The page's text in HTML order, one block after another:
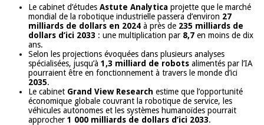
Le cabinet d’études Astute Analytica projette que le marché
mondial de la robotique industrielle passera d’environ 27
milliards de dollars en 2024 à près de 235 milliards de
dollars d’ici 2033 : une multiplication par 8,7 en moins de dix
ans.
Selon les projections évoquées dans plusieurs analyses
spécialisées, jusqu’à 1,3 milliard de robots alimentés par l’IA
pourraient être en fonctionnement à travers le monde d’ici
2035.
Le cabinet Grand View Research estime que l’opportunité
économique globale couvrant la robotique de service, les
véhicules autonomes et les systèmes humanoïdes pourrait
approcher 1 000 milliards de dollars d’ici 2033.